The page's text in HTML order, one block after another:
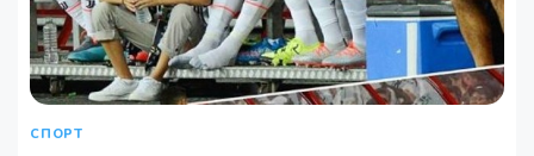
СПОРТ